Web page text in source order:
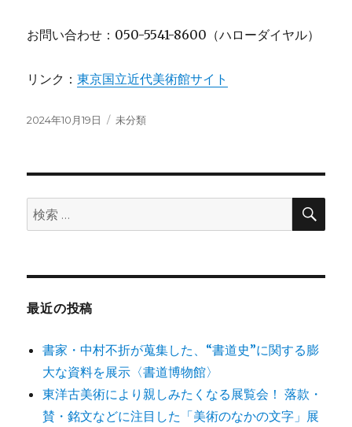
お問い合わせ：050-5541-8600（ハローダイヤル）
リンク：東京国立近代美術館サイト
投
2024年10月19日
カ
未分類
検
索:
検
最近の投稿
書家・中村不折が蒐集した、“書道史”に関する膨
大な資料を展示〈書道博物館〉
東洋古美術により親しみたくなる展覧会！ 落款・
賛・銘文などに注目した「美術のなかの文字」展